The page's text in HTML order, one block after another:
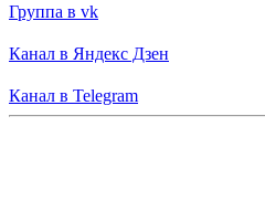
Группа в vk
Канал в Яндекс Дзен
Канал в Telegram